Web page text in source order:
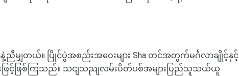
ျှတယ်။ ပြိုင်ပွဲအစည်းအဝေးများ Sha တင်အတွက်မင်္ဂလာချိုင့်နှင့်
ဖြင့်ဖြစ်ကြသည်။ သငျသညျလမ်းပိတ်ပစ်အများပြည်သူသယ်ယူ